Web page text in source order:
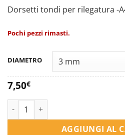
Dorsetti tondi per rilegatura -
Pochi pezzi rimasti.
DIAMETRO
7,50€
Dorsetti tondi per rilegatura -A4
AGGIUNGI AL